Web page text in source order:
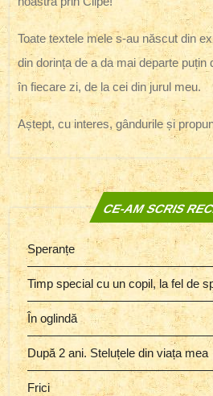
Toate textele mele s-au născut din
din dorința de a da mai departe puțin
în fiecare zi, de la cei din jurul meu.
Aștept, cu interes, gândurile și
CE-AM SCRIS
Speranțe
Timp special cu un copil, la fel de
În oglindă
După 2 ani. Steluțele din viața mea
Frici